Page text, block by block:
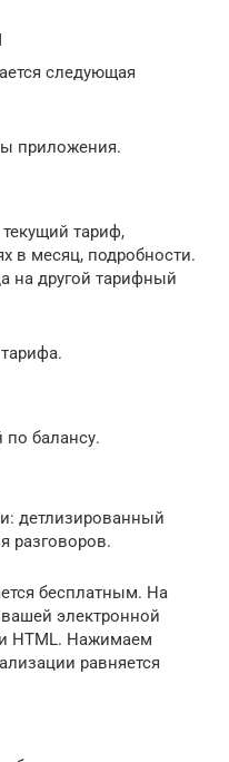
следующая
приложения.
тариф,
в месяц, подробности.
на другой тарифный
балансу.
детлизированный
разговоров.
бесплатным. На
электронной
HTML. Нажимаем
равняется